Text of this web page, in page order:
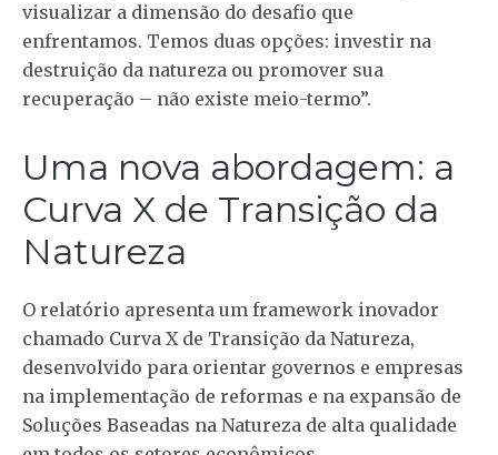
visualizar a dimensão do desafio que
enfrentamos. Temos duas opções: investir na
destruição da natureza ou promover sua
recuperação – não existe meio-termo”.
Uma nova abordagem: a
Curva X de Transição da
Natureza
O relatório apresenta um framework inovador
chamado Curva X de Transição da Natureza,
desenvolvido para orientar governos e empresas
na implementação de reformas e na expansão de
Soluções Baseadas na Natureza de alta qualidade